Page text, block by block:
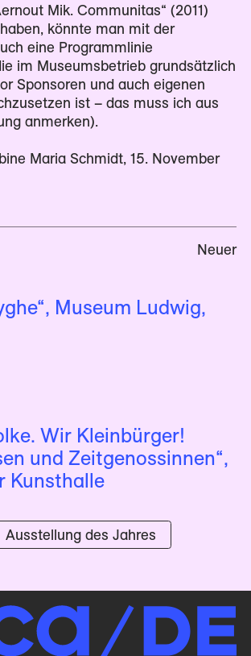
Mik. Communitas“ (2011)
könnte man mit der
eine Programmlinie
im Museumsbetrieb grundsätzlich
Sponsoren und auch eigenen
ist – das muss ich aus
anmerken).
Maria Schmidt, 15. November
Wir Kleinbürger!
und Zeitgenossinnen“,
Kunsthalle
Neuer
Museum Ludwig,
des Jahres